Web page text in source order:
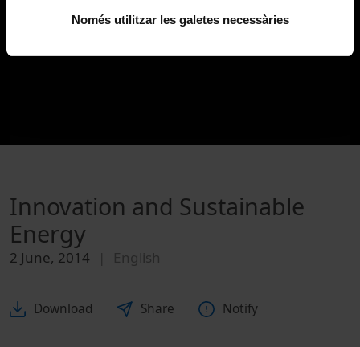
Només utilitzar les galetes necessàries
Innovation and Sustainable
Energy
2 June, 2014 English
Download Share Notify